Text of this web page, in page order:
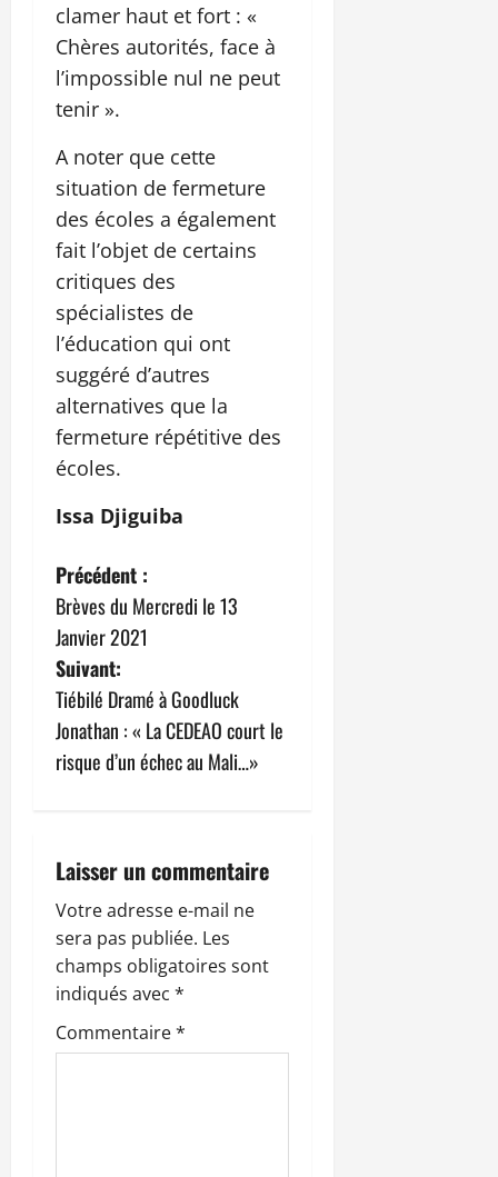
clamer haut et fort : «
Chères autorités, face à
l’impossible nul ne peut
tenir ».
A noter que cette
situation de fermeture
des écoles a également
fait l’objet de certains
critiques des
spécialistes de
l’éducation qui ont
suggéré d’autres
alternatives que la
fermeture répétitive des
écoles.
Issa Djiguiba
N
a
v
i
g
t
i
o
n
d
Précédent :
Brèves du Mercredi le 13
Janvier 2021
Suivant:
Tiébilé Dramé à Goodluck
Jonathan : « La CEDEAO court le
risque d’un échec au Mali…»
Laisser un commentaire
Votre adresse e-mail ne
sera pas publiée. Les
champs obligatoires sont
indiqués avec *
Commentaire*